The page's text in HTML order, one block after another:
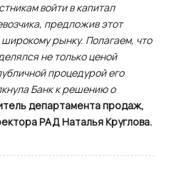
войти в капитал
предложив этот
рынку. Полагаем, что
не только ценой
процедурой его
Банк к решению о
департамента продаж,
РАД Наталья Круглова.